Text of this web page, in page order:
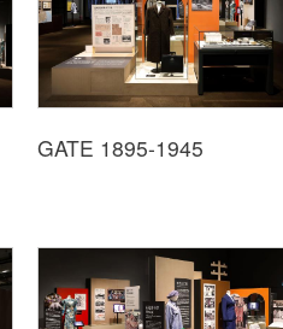
GATE 1895-1945